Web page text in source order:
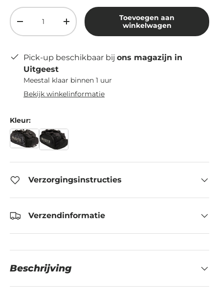
Aantal
Verlaag de hoeveelheidVerhoog de hoeveelheid
Toevoegen aan
winkelwagen
Pick-up beschikbaar bij ons magazijn in
Uitgeest
Meestal klaar binnen 1 uur
Bekijk winkelinformatie
Kleur:
Verzorgingsinstructies
Verzendinformatie
Beschrijving